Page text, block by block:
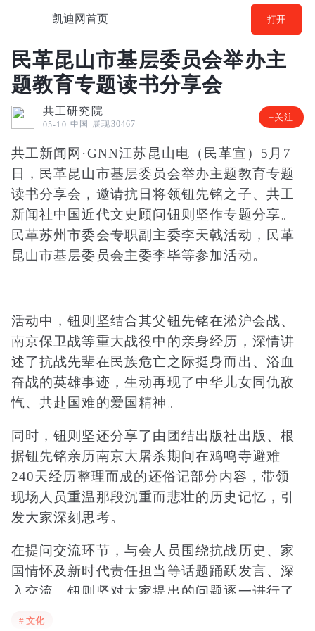
凯迪网首页 打开
民革昆山市基层委员会举办主
题教育专题读书分享会
共工研究院
05-10 中国 展现30467
+关注
共工新闻网·GNN江苏昆山电（民革宣）5月7
日，民革昆山市基层委员会举办主题教育专题
读书分享会，邀请抗日将领钮先铭之子、共工
新闻社中国近代文史顾问钮则坚作专题分享。
民革苏州市委会专职副主委李天戟活动，民革
昆山市基层委员会主委李毕等参加活动。
活动中，钮则坚结合其父钮先铭在淞沪会战、
南京保卫战等重大战役中的亲身经历，深情讲
述了抗战先辈在民族危亡之际挺身而出、浴血
奋战的英雄事迹，生动再现了中华儿女同仇敌
忾、共赴国难的爱国精神。
同时，钮则坚还分享了由团结出版社出版、根
据钮先铭亲历南京大屠杀期间在鸡鸣寺避难
240天经历整理而成的还俗记部分内容，带领
现场人员重温那段沉重而悲壮的历史记忆，引
发大家深刻思考。
在提问交流环节，与会人员围绕抗战历史、家
国情怀及新时代责任担当等话题踊跃发言、深
入交流。钮则坚对大家提出的问题逐一进行了
# 文化